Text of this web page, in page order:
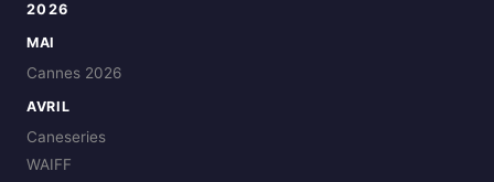
2026
MAI
Cannes 2026
AVRIL
Caneseries
WAIFF